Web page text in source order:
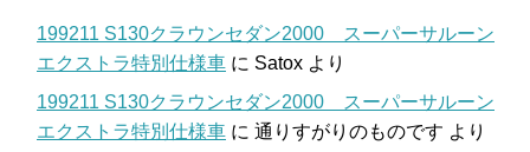
199211 S130クラウンセダン2000 スーパーサルーン
エクストラ特別仕様車 に Satox より
199211 S130クラウンセダン2000 スーパーサルーン
エクストラ特別仕様車 に 通りすがりのものです より